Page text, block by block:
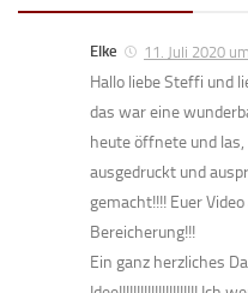
Elke 11. Juli 2020
Hallo liebe Steffi und
das war eine
heute öffnete und
ausgedruckt und
gemacht!!!! Euer
Bereicherung!!!
Ein ganz herzliches